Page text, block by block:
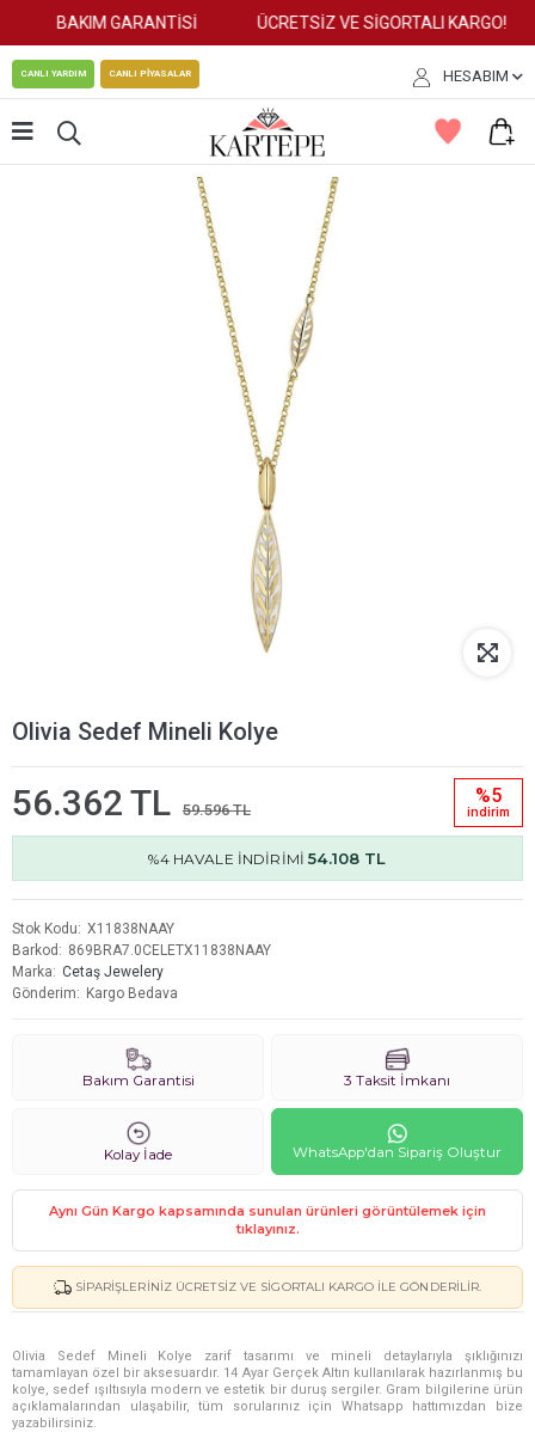
BAKIM GARANTİSİ ÜCRETSİZ VE SİGORTALI KARGO!
CANLI YARDIM CANLI PİYASALAR HESABIM
Olivia Sedef Mineli Kolye
56.362 TL 59.596 TL
%5
i̇ndi̇ri̇m
%4 HAVALE İNDİRİMİ54.108 TL
Stok Kodu
X11838NAAY
Barkod
869BRA7.0CELETX11838NAAY
Marka
Cetaş Jewelery
Gönderim
Kargo Bedava
Bakım Garantisi 3 Taksit İmkanı
Kolay İade WhatsApp'dan Sipariş Oluştur
Aynı Gün Kargo kapsamında sunulan ürünleri görüntülemek için
tıklayınız.
SIPARIŞLERINIZ ÜCRETSIZ VE SIGORTALI KARGO ILE GÖNDERILIR.
Olivia Sedef Mineli Kolye zarif tasarımı ve mineli detaylarıyla şıklığınızı
tamamlayan özel bir aksesuardır. 14 Ayar Gerçek Altın kullanılarak hazırlanmış bu
kolye, sedef ışıltısıyla modern ve estetik bir duruş sergiler. Gram bilgilerine ürün
açıklamalarından ulaşabilir, tüm sorularınız için Whatsapp hattımızdan bize
yazabilirsiniz.